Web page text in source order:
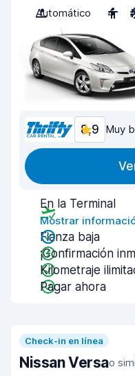
Automático
4
8,9 Muy
En la Terminal
Mostrar
Fianza baja
¡Confirmación
Kilometraje
Pagar ahora
Check-in en línea
Nissan Versao